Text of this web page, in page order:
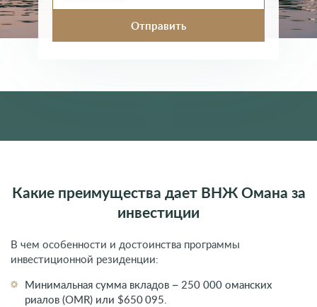
Какие преимущества дает ВНЖ Омана за
инвестиции
В чем особенности и достоинства программы
инвестиционной резиденции:
Минимальная сумма вкладов – 250 000 оманских
риалов (OMR) или $650 095.